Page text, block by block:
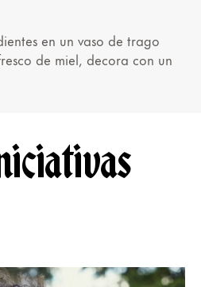
en un vaso de trago
de miel, decora con un